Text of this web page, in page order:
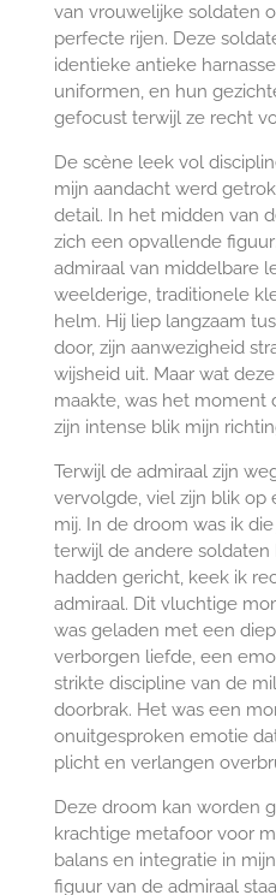
van vrouwelijke soldaten
perfecte rijen. Deze
identieke antieke
uniformen, en hun
gefocust terwijl ze recht
De scène leek vol
mijn aandacht werd
detail. In het midden van
zich een opvallende
admiraal van middelbare
weelderige, traditionele
helm. Hij liep langzaam
door, zijn aanwezigheid
wijsheid uit. Maar wat
maakte, was het moment
zijn intense blik mijn
Terwijl de admiraal zijn
vervolgde, viel zijn blik op
mij. In de droom was ik
terwijl de andere
hadden gericht, keek ik
admiraal. Dit vluchtige
was geladen met een
verborgen liefde, een
strikte discipline van de
doorbrak. Het was een
onuitgesproken emotie
plicht en verlangen
Deze droom kan worden
krachtige metafoor voor
balans en integratie in
figuur van de admiraal